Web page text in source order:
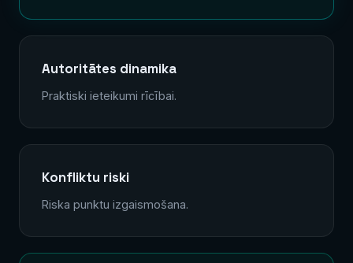
Autoritātes dinamika
Praktiski ieteikumi rīcībai.
Konfliktu riski
Riska punktu izgaismošana.